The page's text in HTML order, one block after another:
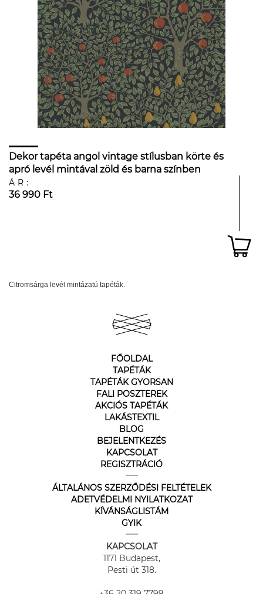
Dekor tapéta angol vintage stílusban körte és
apró levél mintával zöld és barna színben
ÁR:
36 990 Ft
Citromsárga levél mintázatú tapéták.
FŐOLDAL
TAPÉTÁK
TAPÉTÁK GYORSAN
FALI POSZTEREK
AKCIÓS TAPÉTÁK
LAKÁSTEXTIL
BLOG
BEJELENTKEZÉS
KAPCSOLAT
REGISZTRÁCIÓ
ÁLTALÁNOS SZERZŐDÉSI FELTÉTELEK
ADETVÉDELMI NYILATKOZAT
KÍVÁNSÁGLISTÁM
GYIK
KAPCSOLAT
1171 Budapest,
Pesti út 318.